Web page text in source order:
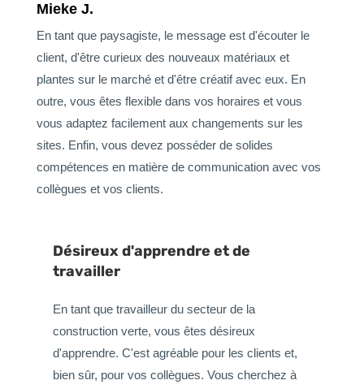
Mieke J.
En tant que paysagiste, le message est d'écouter le
client, d'être curieux des nouveaux matériaux et
plantes sur le marché et d'être créatif avec eux. En
outre, vous êtes flexible dans vos horaires et vous
vous adaptez facilement aux changements sur les
sites. Enfin, vous devez posséder de solides
compétences en matière de communication avec vos
collègues et vos clients.
Désireux d'apprendre et de
travailler
En tant que travailleur du secteur de la
construction verte, vous êtes désireux
d'apprendre. C'est agréable pour les clients et,
bien sûr, pour vos collègues. Vous cherchez à